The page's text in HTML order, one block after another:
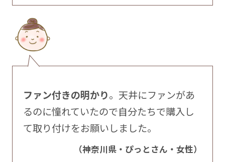
ファン付きの明かり。天井にファンがあ
るのに憧れていたので自分たちで購入し
て取り付けをお願いしました。
（神奈川県・ぴっとさん・女性）